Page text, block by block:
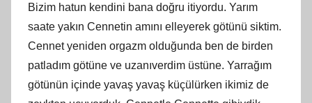
Bizim hatun kendini bana doğru itiyordu. Yarım
saate yakın Cennetin amını elleyerek götünü siktim.
Cennet yeniden orgazm olduğunda ben de birden
patladım götüne ve uzanıverdim üstüne. Yarrağım
götünün içinde yavaş yavaş küçülürken ikimiz de